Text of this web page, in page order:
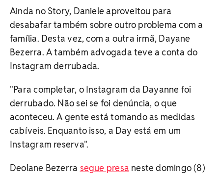
Ainda no Story, Daniele aproveitou para
desabafar também sobre outro problema com a
família. Desta vez, com a outra irmã, Dayane
Bezerra. A também advogada teve a conta do
Instagram derrubada.
"Para completar, o Instagram da Dayanne foi
derrubado. Não sei se foi denúncia, o que
aconteceu. A gente está tomando as medidas
cabíveis. Enquanto isso, a Day está em um
Instagram reserva".
Deolane Bezerra segue presa neste domingo (8)